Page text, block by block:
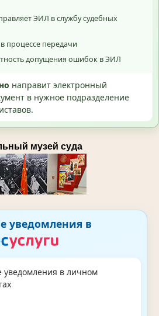
ЭИЛ в службу судебных
процессе передачи
допущения ошибок в ЭИЛ
направит электронный
в нужное подразделение
музей суда
уведомления в
уведомления в личном